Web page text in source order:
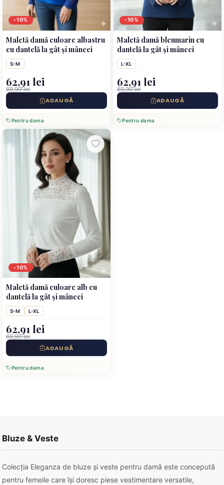
-10%
Maletă damă culoare albastru
cu dantelă la gât și mâneci
S-M
62,91 lei
69,90 lei
ADAUGĂ
Pentru dama
-10%
Maletă damă bleumarin cu
dantelă la gât și mâneci
L-XL
62,91 lei
69,90 lei
ADAUGĂ
Pentru dama
-10%
Maletă damă culoare alb cu
dantelă la gât și mâneci
S-M L-XL
62,91 lei
69,90 lei
ADAUGĂ
Pentru dama
Bluze & Veste
Colecția Eleganza de bluze și veste pentru damă este concepută
pentru femeile care își doresc piese vestimentare versatile,